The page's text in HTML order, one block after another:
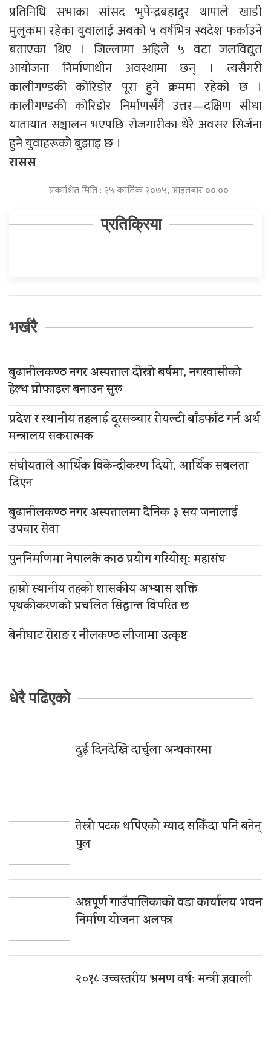
प्रतिनिधि सभाका सांसद भुपेन्द्रबहादुर थापाले खाडी
मुलुकमा रहेका युवालाई अबको ५ वर्षभित्र स्वदेश फर्काउने
बताएका थिए । जिल्लामा अहिले ५ वटा जलविद्युत
आयोजना निर्माणाधीन अवस्थामा छन् । त्यसैगरी
कालीगण्डकी कोरिडोर पूरा हुने क्रममा रहेको छ ।
कालीगण्डकी कोरिडोर निर्माणसँगै उत्तर—दक्षिण सीधा
यातायात सञ्चालन भएपछि रोजगारीका धेरै अवसर सिर्जना
हुने युवाहरूको बुझाइ छ ।
रासस
प्रकाशित मिति : २५ कार्तिक २०७५, आइतबार ००:००
प्रतिक्रिया
भर्खरै
बुढानीलकण्ठ नगर अस्पताल दोस्रो बर्षमा, नगरवासीको
हेल्थ प्रोफाइल बनाउन सुरू
प्रदेश र स्थानीय तहलाई दूरसञ्चार रोयल्टी बाँडफाँट गर्न अर्थ
मन्त्रालय सकरात्मक
संघीयताले आर्थिक विकेन्द्रीकरण दियो, आर्थिक सबलता
दिएन
बुढानीलकण्ठ नगर अस्पतालमा दैनिक ३ सय जनालाई
उपचार सेवा
पुननिर्माणमा नेपालकै काठ प्रयोग गरियोस्ः महासंघ
हाम्रो स्थानीय तहको शासकीय अभ्यास शक्ति
पृथकीकरणको प्रचलित सिद्धान्त विपरित छ
बेनीघाट रोराङ र नीलकण्ठ लीजामा उत्कृष्ट
धेरै पढिएको
दुई दिनदेखि दार्चुला अन्धकारमा
तेस्रो पटक थपिएको म्याद सकिँदा पनि बनेन्
पुल
अन्नपूर्ण गाउँपालिकाको वडा कार्यालय भवन
निर्माण योजना अलपत्र
२०१८ उच्चस्तरीय भ्रमण वर्षः मन्त्री ज्ञवाली